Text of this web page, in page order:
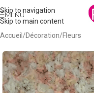
Skip to navigation
Skip to main content
MENU
Accueil /Décoration/Fleurs